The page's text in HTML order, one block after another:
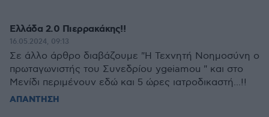
Ελλάδα 2.0 Πιερρακάκης!!
16.05.2024, 09:13
Σε άλλο άρθρο διαβάζουμε "Η Τεχνητή Νοημοσύνη ο
πρωταγωνιστής του Συνεδρίου ygeiamou " και στο
Μενίδι περιμένουν εδώ και 5 ώρες ιατροδικαστή...!!
ΑΠΑΝΤΗΣΗ